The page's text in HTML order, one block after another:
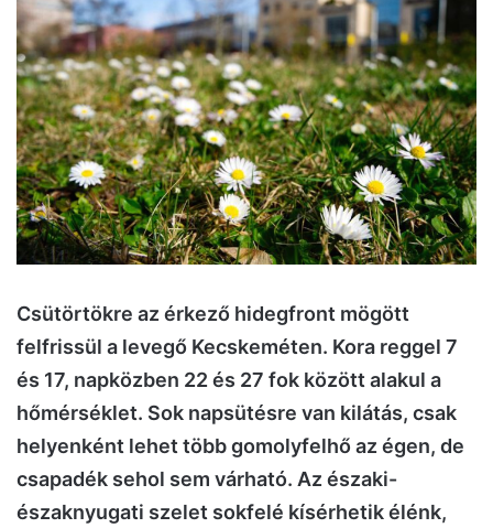
Csütörtökre az érkező hidegfront mögött
felfrissül a levegő Kecskeméten. Kora reggel 7
és 17, napközben 22 és 27 fok között alakul a
hőmérséklet. Sok napsütésre van kilátás, csak
helyenként lehet több gomolyfelhő az égen, de
csapadék sehol sem várható. Az északi-
északnyugati szelet sokfelé kísérhetik élénk,